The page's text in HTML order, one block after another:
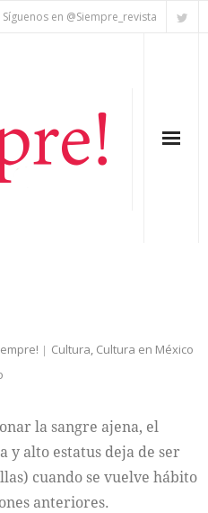
Síguenos en @Siempre_revista
Cultura, Cultura en México
la sangre ajena, el
y alto estatus deja de ser
cuando se vuelve hábito
anteriores.